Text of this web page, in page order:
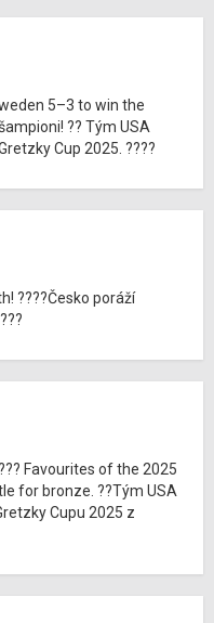
5–3 to win the
?? Tým USA
Cup 2025. ????
????Česko poráží
Favourites of the 2025
for bronze. ??Tým USA
Cupu 2025 z